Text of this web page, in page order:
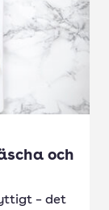
och
– det